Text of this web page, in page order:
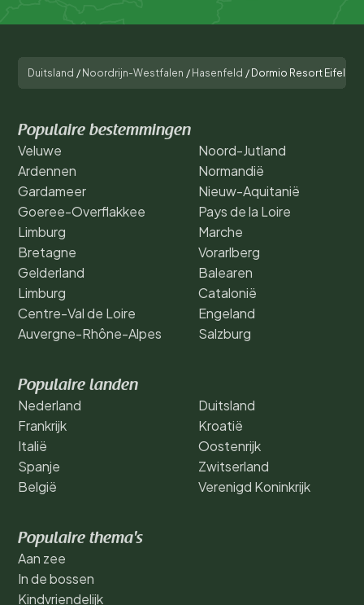
Duitsland / Noordrijn-Westfalen / Hasenfeld / Dormio Resort Eifeler
Populaire bestemmingen
Veluwe
Ardennen
Gardameer
Goeree-Overflakkee
Limburg
Bretagne
Gelderland
Limburg
Centre-Val de Loire
Auvergne-Rhône-Alpes
Noord-Jutland
Normandië
Nieuw-Aquitanië
Pays de la Loire
Marche
Vorarlberg
Balearen
Catalonië
Engeland
Salzburg
Populaire landen
Nederland
Frankrijk
Italië
Spanje
België
Duitsland
Kroatië
Oostenrijk
Zwitserland
Verenigd Koninkrijk
Populaire thema's
Aan zee
In de bossen
Kindvriendelijk